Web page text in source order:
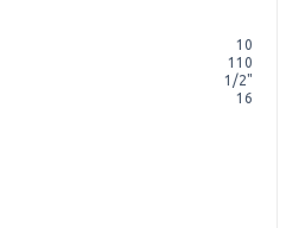
10
110
1/2"
16